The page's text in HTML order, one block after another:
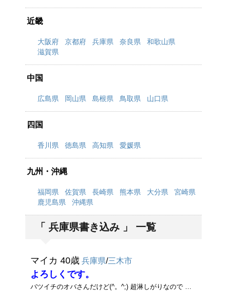
近畿
大阪府 京都府 兵庫県 奈良県
和歌山県
滋賀県
中国
広島県 岡山県 島根県 鳥取県 山口県
四国
香川県 徳島県 高知県 愛媛県
九州・沖縄
福岡県 佐賀県 長崎県 熊本県 大分県
宮崎県
鹿児島県
沖縄県
「 兵庫県書き込み 」 一覧
マイカ 40歳 兵庫県/三木市
よろしくです。
バツイチのオバさんだけど(^。^;) 超淋しがりなので 超マメにメールして構ってくれる人いませんかぁ(^O^) 年上、年下、どちらで･･･